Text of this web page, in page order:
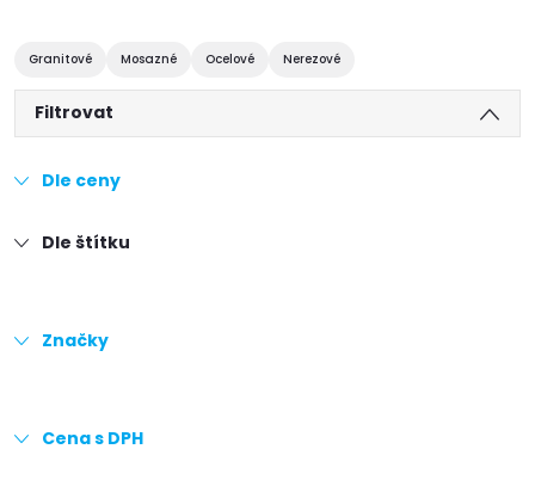
Granitové Mosazné Ocelové Nerezové
Filtrovat
Dle ceny
Dle štítku
Značky
Cena s DPH